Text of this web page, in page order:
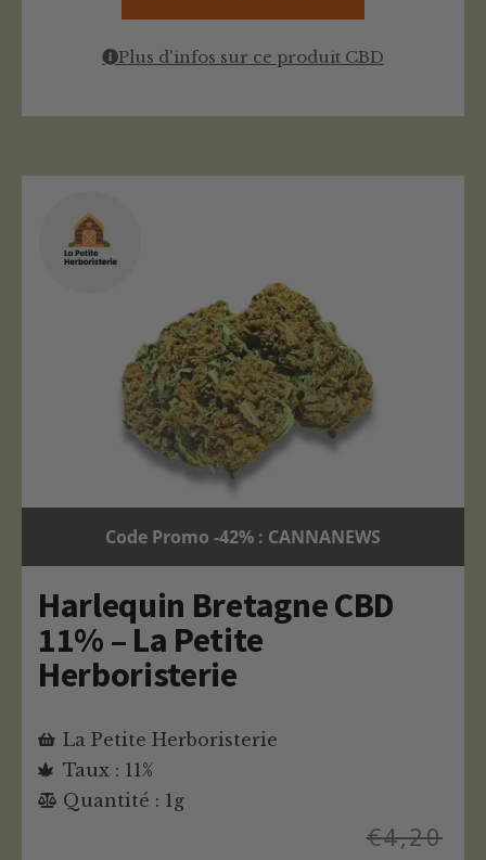
Plus d'infos sur ce produit CBD
Code Promo -42% : CANNANEWS
Harlequin Bretagne CBD
11% – La Petite
Herboristerie
La Petite Herboristerie
Taux : 11%
Quantité : 1g
€4,20